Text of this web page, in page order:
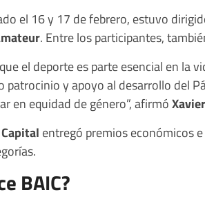
el 16 y 17 de febrero, estuvo
. Entre los participantes,
el deporte es parte esencial en la
patrocinio y apoyo al desarrollo del
en equidad de género”, afirmó
entregó premios económicos
BAIC?